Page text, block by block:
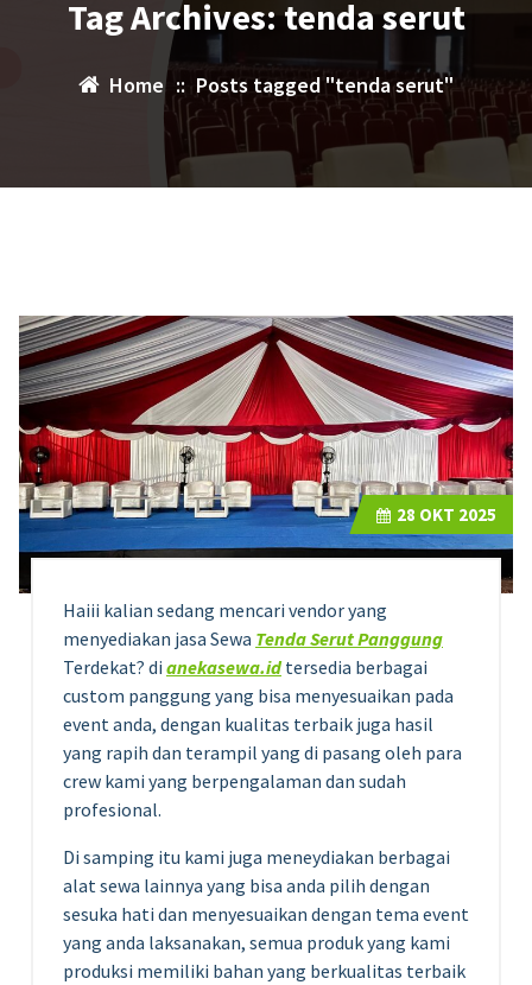
Tag Archives: tenda serut
Home :: Posts tagged "tenda serut"
Haiii kalian sedang mencari vendor yang
menyediakan jasa Sewa Tenda Serut Panggung
Terdekat? di anekasewa.idtersedia berbagai
custom panggung yang bisa menyesuaikan pada
event anda, dengan kualitas terbaik juga hasil
yang rapih dan terampil yang di pasang oleh para
crew kami yang berpengalaman dan sudah
profesional.
Di samping itu kami juga meneydiakan berbagai
alat sewa lainnya yang bisa anda pilih dengan
sesuka hati dan menyesuaikan dengan tema event
yang anda laksanakan, semua produk yang kami
produksi memiliki bahan yang berkualitas terbaik
28 OKT 2025